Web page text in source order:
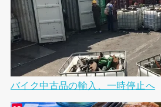
バイク中古品の輸入、一時停止へ